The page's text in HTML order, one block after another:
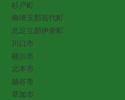
杉戸町
南埼玉郡宮代町
北足立郡伊奈町
川口市
桶川市
北本市
越谷市
草加市